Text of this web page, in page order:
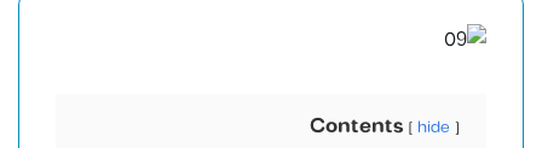
Contents hide